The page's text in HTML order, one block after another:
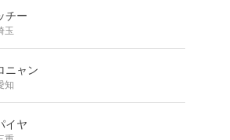
チー
玉
ニャン
知
イヤ